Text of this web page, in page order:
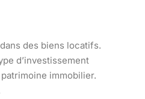
des biens locatifs.
d’investissement
immobilier.